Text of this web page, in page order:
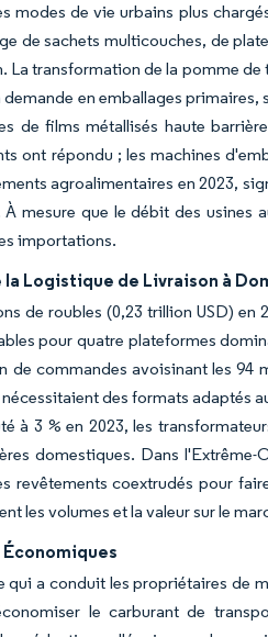
modes de vie urbains plus
de sachets multicouches, de
transformation de la pomme de
en emballages
de films métallisés haute
ont répondu ; les machines
agroalimentaires en 2023,
mesure que le débit des usines
importations.
Logistique de Livraison à
de roubles (0,23 trillion USD) en
pour quatre plateformes
commandes avoisinant les 94
des formats adaptés
à 3 % en 2023, les
domestiques. Dans
coextrudés pour
les volumes et la valeur sur le
qui a conduit les propriétaires de
le carburant de